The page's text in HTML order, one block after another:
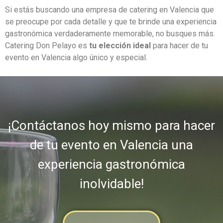
Si estás buscando una empresa de catering en Valencia que
se preocupe por cada detalle y que te brinde una experiencia
gastronómica verdaderamente memorable, no busques más.
Catering Don Pelayo es tu elección ideal para hacer de tu
evento en Valencia algo único y especial.
¡Contáctanos hoy mismo para hacer
de tu evento en Valencia una
experiencia gastronómica
inolvidable!